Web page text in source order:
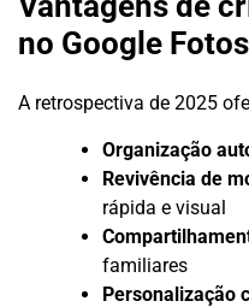
no Google Fotos
A retrospectiva de 2025
Organização
Revivência de
rápida e visual
familiares
Personalização